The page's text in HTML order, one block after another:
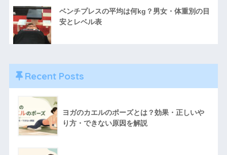
ベンチプレスの平均は何kg？男女・体重別の目
安とレベル表
Recent Posts
ヨガのカエルのポーズとは？効果・正しいや
り方・できない原因を解説